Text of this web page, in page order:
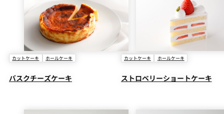
カットケーキ ホールケーキ
バスクチーズケーキ
カットケーキ ホールケーキ
ストロベリーショートケーキ